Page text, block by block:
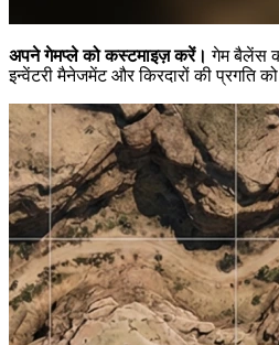
अपने गेमप्ले को कस्टमाइज़ करें। गेम बैलेंस
इन्वेंटरी मैनेजमेंट और किरदारों की प्रगति